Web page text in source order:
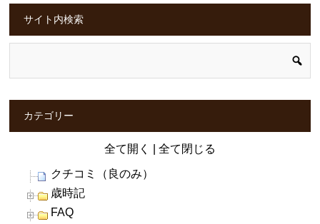
サイト内検索
カテゴリー
全て開く 全て閉じる
クチコミ（良のみ）
歳時記
FAQ